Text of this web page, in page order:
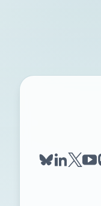
bluesky
linkedin
twitter